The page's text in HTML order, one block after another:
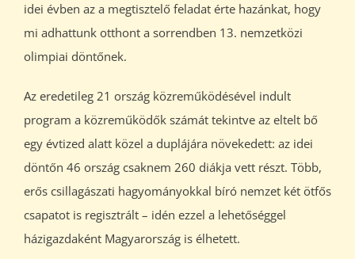
idei évben az a megtisztelő feladat érte hazánkat, hogy
mi adhattunk otthont a sorrendben 13. nemzetközi
olimpiai döntőnek.
Az eredetileg 21 ország közreműködésével indult
program a közreműködők számát tekintve az eltelt bő
egy évtized alatt közel a duplájára növekedett: az idei
döntőn 46 ország csaknem 260 diákja vett részt. Több,
erős csillagászati hagyományokkal bíró nemzet két ötfős
csapatot is regisztrált – idén ezzel a lehetőséggel
házigazdaként Magyarország is élhetett.